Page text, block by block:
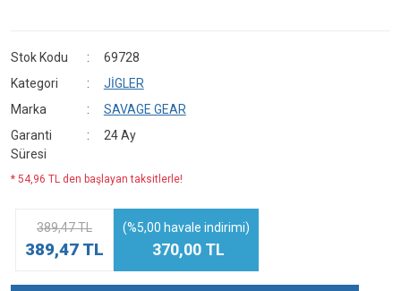
Stok Kodu
69728
Kategori
JİGLER
Marka
SAVAGE GEAR
Garanti
Süresi
24 Ay
* 54,96 TL den başlayan taksitlerle!
389,47 TL
389,47 TL
(%5,00 havale indirimi)
370,00 TL